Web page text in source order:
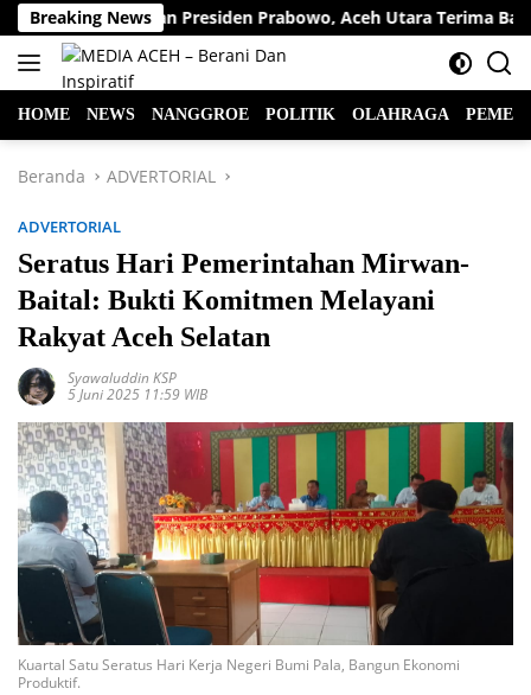
Langsung
ke
konten
Breaking News
Dukungan Presiden Prabowo, Aceh Utara Terima Bantuan
HOME NEWS NANGGROE POLITIK OLAHRAGA
Beranda ADVERTORIAL
ADVERTORIAL
Seratus Hari Pemerintahan Mirwan-
Baital: Bukti Komitmen Melayani
Rakyat Aceh Selatan
Syawaluddin KSP
5 Juni 2025 11:59 WIB
Kuartal Satu Seratus Hari Kerja Negeri Bumi Pala, Bangun Ekonomi
Produktif.